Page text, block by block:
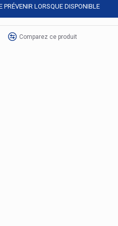
PRÉVENIR LORSQUE DISPONIBLE
Comparez ce produit